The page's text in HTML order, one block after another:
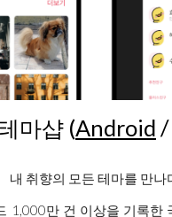
마샵 (Android /
내 취향의 모든 테마를 만나
1,000만 건 이상을 기록한